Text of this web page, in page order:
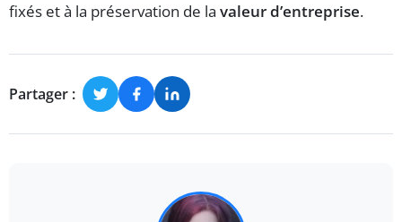
fixés et à la préservation de la valeur d’entreprise.
Partager :